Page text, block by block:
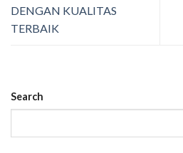
DENGAN KUALITAS
TERBAIK
Search